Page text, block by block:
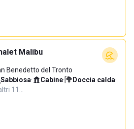
Malibu
Benedetto del Tronto
Sabbiosa· Cabine· Doccia calda·
11…